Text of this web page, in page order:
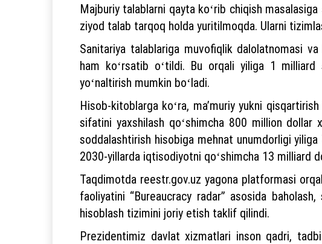
Majburiy talablarni qayta koʻrib chiqish
ziyod talab tarqoq holda yuritilmoqda. Ularni
Sanitariya talablariga muvofiqlik dalolatnomasi
ham koʻrsatib oʻtildi. Bu orqali yiliga 1
yoʻnaltirish mumkin boʻladi.
Hisob-kitoblarga koʻra, maʼmuriy yukni
sifatini yaxshilash qoʻshimcha 800 million
soddalashtirish hisobiga mehnat unumdorligi
2030-yillarda iqtisodiyotni qoʻshimcha 13 milliard
Taqdimotda reestr.gov.uz yagona platformasi
faoliyatini “Bureaucracy radar” asosida
hisoblash tizimini joriy etish taklif qilindi.
Prezidentimiz davlat xizmatlari inson qadri,